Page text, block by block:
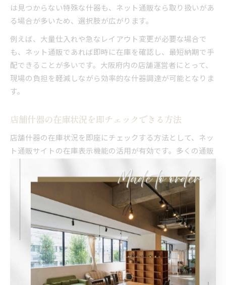
は見つからない特殊な什器も、ネット通販なら取り扱いがあ
る場合が多いため、選択肢が広がります。
例えば、大量仕入れや急なレイアウト変更が必要な場合で
も、ネット通販であれば即時に在庫を確認し、最短納期で手
配できることが多いです。大阪府内の店舗運営者にとって、
現場の負担を軽減しながら効率的な什器調達が可能となりま
す。
店舗什器の在庫状況を即チェックできる方法
店舗什器の在庫状況を即座にチェックする方法として、ネッ
ト通販サイトの在庫表示機能の活用が有効です。多くの通販
の表示があり、リアルタイムで更新される仕組みが整ってい
ます。これにより、店舗運営者は無駄な問い合わせや来店の
手間を省き、必要な什器をスムーズに選定できます。
加えて、会員登録やお気に入り機能を活用することで、頻繁
に利用する什器の在庫状況をすぐに確認できるようになりま
す。定期的な仕入れやリピート購入にも便利です。商品によ
っては、在庫切れ時の入荷通知サービスも用意されており、
これを利用することでタイミングを逃さずに注文できるでし